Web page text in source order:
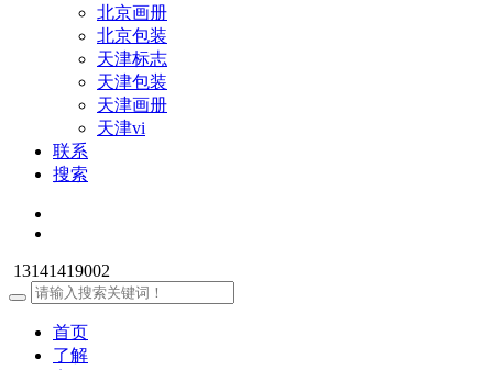
北京画册
北京包装
天津标志
天津包装
天津画册
天津vi
联系
搜索
13141419002
首页
了解